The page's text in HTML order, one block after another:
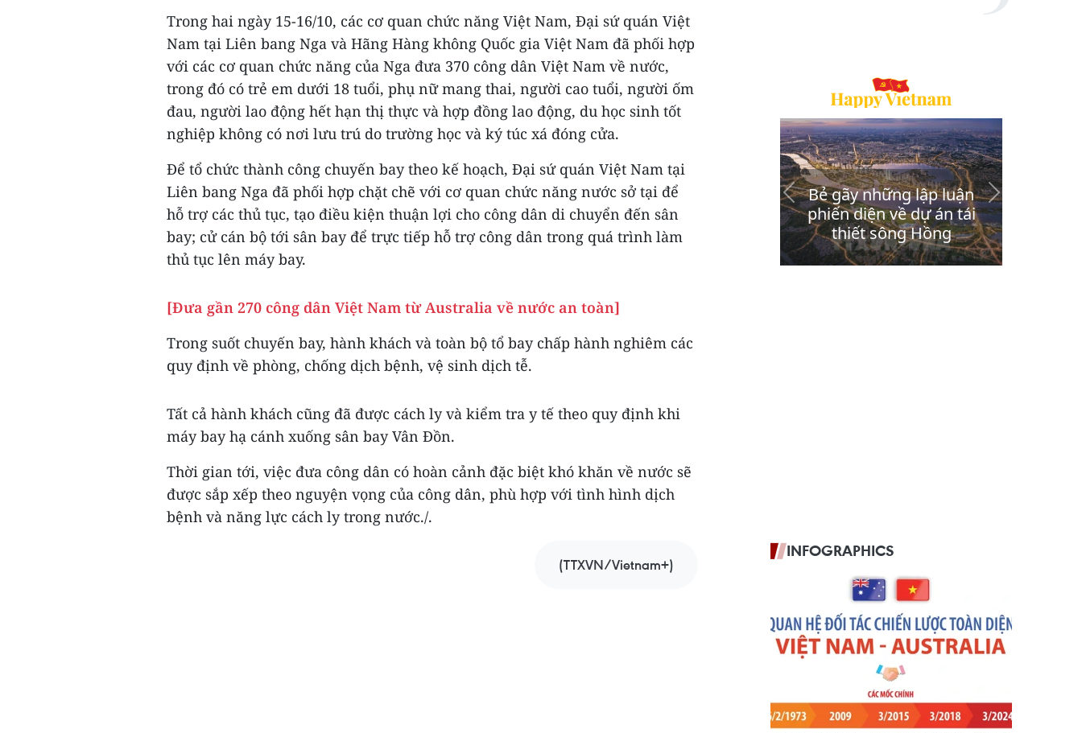
Trong hai ngày 15-16/10, các cơ quan chức năng Việt Nam, Đại sứ quán Việt
Nam tại Liên bang Nga và Hãng Hàng không Quốc gia Việt Nam đã phối hợp
với các cơ quan chức năng của Nga đưa 370 công dân Việt Nam về nước,
trong đó có trẻ em dưới 18 tuổi, phụ nữ mang thai, người cao tuổi, người ốm
đau, người lao động hết hạn thị thực và hợp đồng lao động, du học sinh tốt
nghiệp không có nơi lưu trú do trường học và ký túc xá đóng cửa.
Để tổ chức thành công chuyến bay theo kế hoạch, Đại sứ quán Việt Nam tại
Liên bang Nga đã phối hợp chặt chẽ với cơ quan chức năng nước sở tại để
hỗ trợ các thủ tục, tạo điều kiện thuận lợi cho công dân di chuyển đến sân
bay; cử cán bộ tới sân bay để trực tiếp hỗ trợ công dân trong quá trình làm
thủ tục lên máy bay.
[Đưa gần 270 công dân Việt Nam từ Australia về nước an toàn]
Trong suốt chuyến bay, hành khách và toàn bộ tổ bay chấp hành nghiêm các
quy định về phòng, chống dịch bệnh, vệ sinh dịch tễ.
Tất cả hành khách cũng đã được cách ly và kiểm tra y tế theo quy định khi
máy bay hạ cánh xuống sân bay Vân Đồn.
Thời gian tới, việc đưa công dân có hoàn cảnh đặc biệt khó khăn về nước sẽ
được sắp xếp theo nguyện vọng của công dân, phù hợp với tình hình dịch
bệnh và năng lực cách ly trong nước./.
(TTXVN/Vietnam+)
INFOGRAPHICS